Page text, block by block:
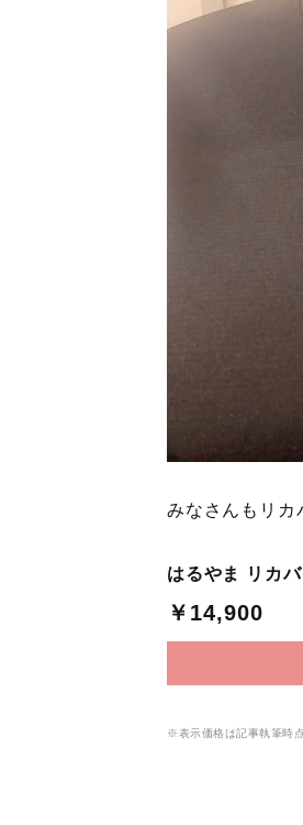
みなさんもリカ
はるやま リカ
￥14,900
※表示価格は記事執筆時